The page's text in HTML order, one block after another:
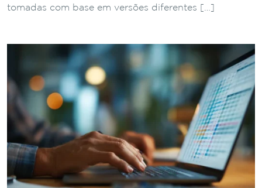
tomadas com base em versões diferentes […]